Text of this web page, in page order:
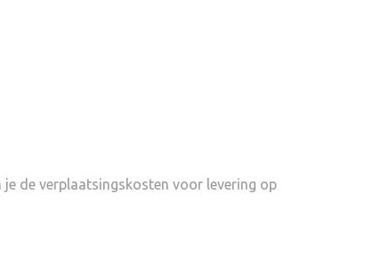
de verplaatsingskosten voor levering op